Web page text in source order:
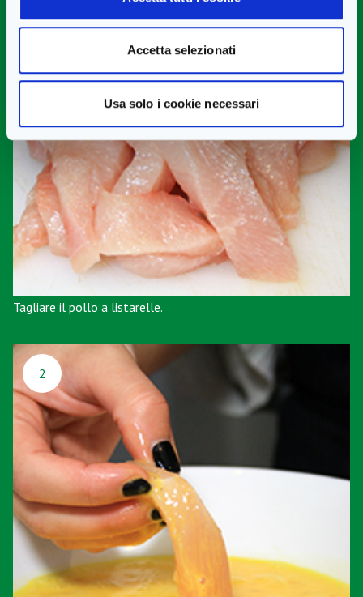
Accetta selezionati
Usa solo i cookie necessari
Tagliare il pollo a listarelle.
2